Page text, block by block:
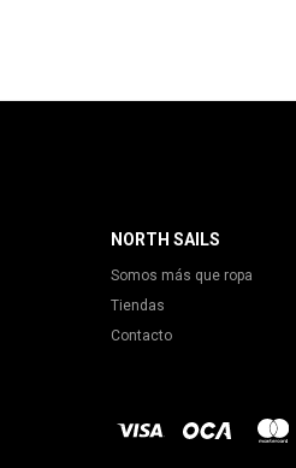
NORTH SAILS
Somos más que ropa
Tiendas
Contacto